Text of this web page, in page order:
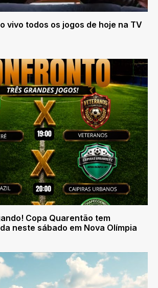
vivo todos os jogos de hoje na TV
Copa Quarentão tem
neste sábado em Nova Olímpia